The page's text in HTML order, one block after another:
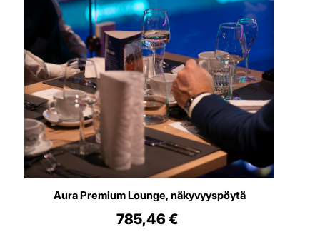
Aura Premium Lounge, näkyvyyspöytä
785,46 €